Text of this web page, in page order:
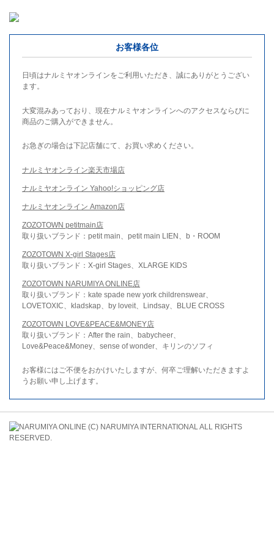
お客様各位
日頃はナルミヤオンラインをご利用いただき、誠にありがとうござい
ます。
大変混みあっており、現在ナルミヤオンラインへのアクセスならびに
商品のご購入ができません。
お急ぎの場合は下記店舗にて、お買い求めください。
ナルミヤオンライン楽天市場店
ナルミヤオンライン Yahoo!ショッピング店
ナルミヤオンライン Amazon店
ZOZOTOWN petitmain店
取り扱いブランド：petit main、petit main LIEN、b・ROOM
ZOZOTOWN X-girl Stages店
取り扱いブランド：X-girl Stages、XLARGE KIDS
ZOZOTOWN NARUMIYA ONLINE店
取り扱いブランド：kate spade new york childrenswear、
LOVETOXIC、kladskap、by loveit、Lindsay、BLUE CROSS
ZOZOTOWN LOVE&PEACE&MONEY店
取り扱いブランド：After the rain、babycheer、
Love&Peace&Money、sense of wonder、キリンのソフィ
お客様にはご不便をおかけいたしますが、何卒ご理解いただきますよ
うお願い申し上げます。